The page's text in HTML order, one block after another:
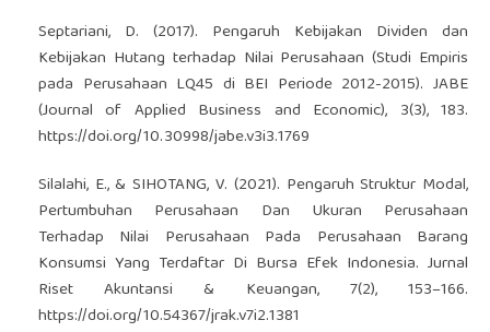
Septariani, D. (2017). Pengaruh Kebijakan Dividen dan
Kebijakan Hutang terhadap Nilai Perusahaan (Studi Empiris
pada Perusahaan LQ45 di BEI Periode 2012-2015). JABE
(Journal of Applied Business and Economic), 3(3), 183.
https://doi.org/10.30998/jabe.v3i3.1769
Silalahi, E., & SIHOTANG, V. (2021). Pengaruh Struktur Modal,
Pertumbuhan Perusahaan Dan Ukuran Perusahaan
Terhadap Nilai Perusahaan Pada Perusahaan Barang
Konsumsi Yang Terdaftar Di Bursa Efek Indonesia. Jurnal
Riset Akuntansi & Keuangan, 7(2), 153–166.
https://doi.org/10.54367/jrak.v7i2.1381